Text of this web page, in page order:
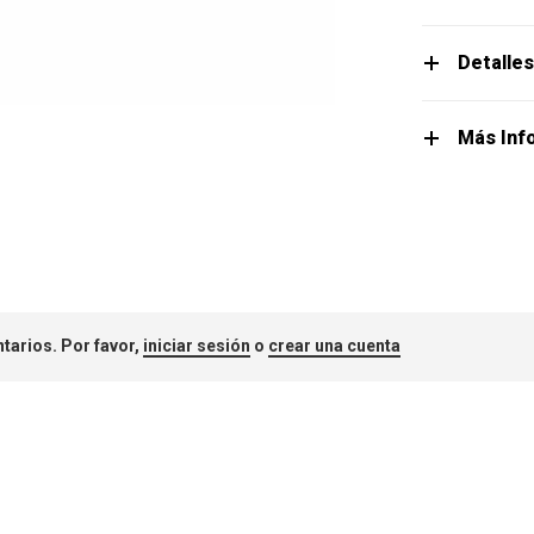
Detalles
Más
Por favor, iniciar sesión o crear una cuenta